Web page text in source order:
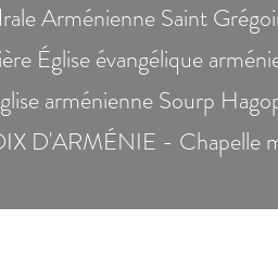
Arménienne Saint
Église évangélique
arménienne Sourp
D'ARMÉNIE - Chapelle